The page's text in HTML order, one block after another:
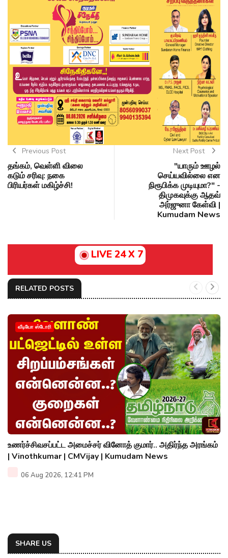
Previous Post
தங்கம், வெள்ளி விலை
கடும் சரிவு: நகை
பிரியர்கள் மகிழ்ச்சி!
Next Post
"யாரும் ஊழல்
செய்யவில்லை என
நிரூபிக்க முடியுமா?" -
திமுகவுக்கு ஆதவ்
அர்ஜுனா கேள்வி |
Kumudam News
LIVE 24 X 7
RELATED POSTS
வீடியோ ஸ்டோரி
உணர்ச்சிவசப்பட்ட அமைச்சர் வினோத் குமார்.. அதிர்ந்த அரங்கம்
| Vinothkumar | CMVijay | Kumudam News
06 Aug 2026, 12:41 PM
SHARE US